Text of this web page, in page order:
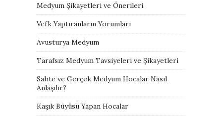
Medyum Şikayetleri ve Önerileri
Vefk Yaptıranların Yorumları
Avusturya Medyum
Tarafsız Medyum Tavsiyeleri ve Şikayetleri
Sahte ve Gerçek Medyum Hocalar Nasıl
Anlaşılır?
Kaşık Büyüsü Yapan Hocalar